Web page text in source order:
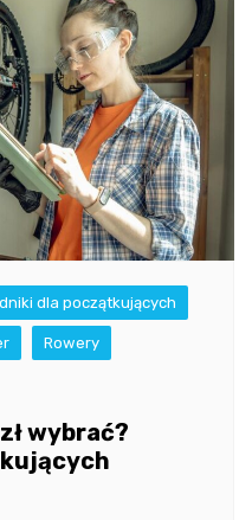
dla początkujących
Rowery
wybrać?